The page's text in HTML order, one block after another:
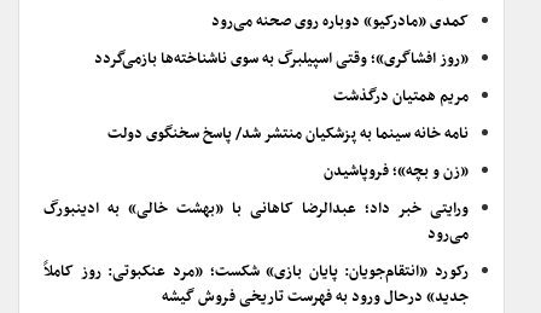
کمدی «مادرکیو» دوباره روی صحنه می‌رود
«روز افشاگری»؛ وقتی اسپیلبرگ به سوی ناشناخته‌ها بازمی‌گردد
مریم همتیان درگذشت
نامه خانه سینما به پزشکیان منتشر شد/ پاسخ سخنگوی دولت
«زن و بچه»؛ فروپاشیدن
ورایتی خبر داد؛ عبدالرضا کاهانی با «بهشت خالی» به ادینبورگ
می‌رود
رکورد «انتقام‌جویان: پایان بازی» شکست؛ «مرد عنکبوتی: روز کاملاً
جدید» درحال ورود به فهرست تاریخی فروش گیشه